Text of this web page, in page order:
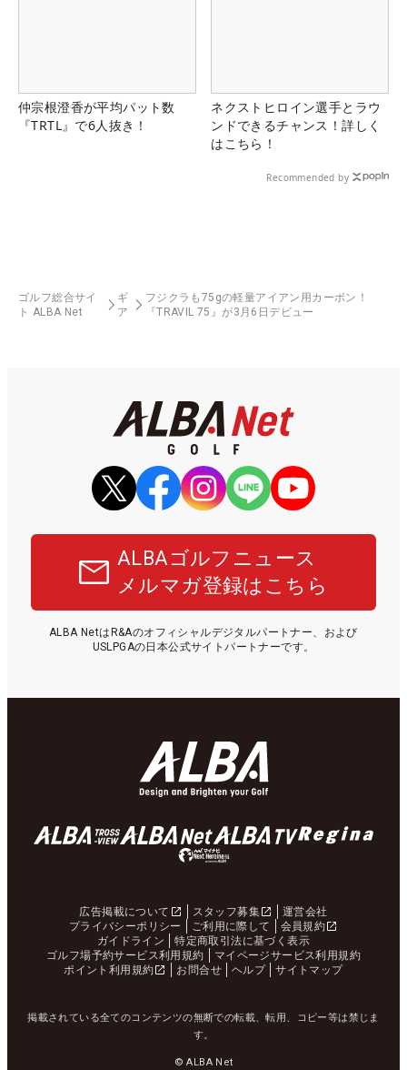
仲宗根澄香が平均パット数
『TRTL』で6人抜き！
ネクストヒロイン選手とラウ
ンドできるチャンス！詳しく
はこちら！
Recommended by
ゴルフ総合サイ
ト ALBA Net
ギ
ア
フジクラも75gの軽量アイアン用カーボン！
『TRAVIL 75』が3月6日デビュー
ALBAゴルフニュース
メルマガ登録はこちら
ALBA NetはR&Aのオフィシャルデジタルパートナー、および
USLPGAの日本公式サイトパートナーです。
広告掲載について スタッフ募集
運営会社
プライバシーポリシー
ご利用に際して
会員規約
ガイドライン
特定商取引法に基づく表示
ゴルフ場予約サービス利用規約
マイページサービス利用規約
ポイント利用規約
お問合せ ヘルプ サイトマップ
掲載されている全てのコンテンツの無断での転載、転用、コピー等は禁じま
す。
© ALBA Net